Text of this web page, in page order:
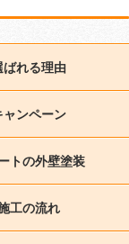
ばれる理由
ャンペーン
トの外壁塗装
工の流れ